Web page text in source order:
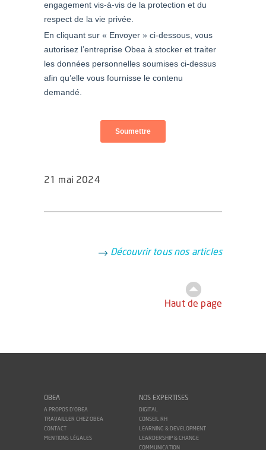
21 mai 2024
Découvrir tous nos articles
Haut de page
OBEA
A PROPOS D'OBEA
TRAVAILLER CHEZ OBEA
CONTACT
MENTIONS LÉGALES
NOS EXPERTISES
DIGITAL
CONSEIL RH
LEARNING & DEVELOPMENT
LEARDERSHIP & CHANGE
COMMUNICATION